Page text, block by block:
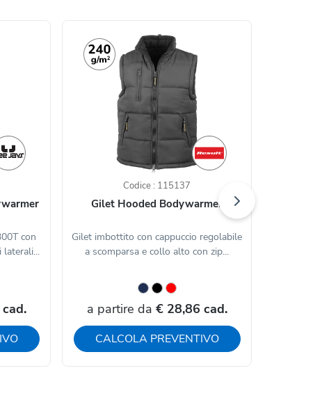
con
Codice : 115137
Gilet Hooded Bodywarmer
Gilet imbottito con cappuccio regolabile
a scomparsa e collo alto con zip...
a partire da € 28,86 cad.
CALCOLA PREVENTIVO